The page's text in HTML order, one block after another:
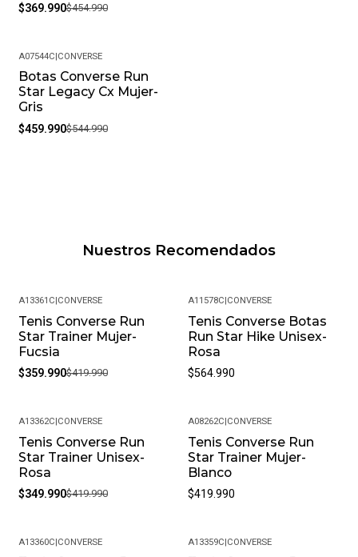
$369.990$454.990
-16%
A07544C|CONVERSE
Botas Converse Run
Star Legacy Cx Mujer-
Gris
$459.990$544.990
Nuestros Recomendados
-14%
A13361C|CONVERSE
Tenis Converse Run
Star Trainer Mujer-
Fucsia
$359.990$419.990
A11578C|CONVERSE
Tenis Converse Botas
Run Star Hike Unisex-
Rosa
$564.990
-17%
A13362C|CONVERSE
Tenis Converse Run
Star Trainer Unisex-
Rosa
$349.990$419.990
A08262C|CONVERSE
Tenis Converse Run
Star Trainer Mujer-
Blanco
$419.990
A13360C|CONVERSE A13359C|CONVERSE